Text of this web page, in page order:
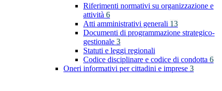
Riferimenti normativi su organizzazione e
attività 6
Atti amministrativi generali 13
Documenti di programmazione strategico-
gestionale 3
Statuti e leggi regionali
Codice disciplinare e codice di condotta 6
Oneri informativi per cittadini e imprese 3